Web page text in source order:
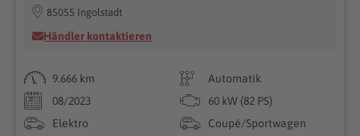
85055 Ingolstadt
Händler kontaktieren
9.666 km
Automatik
08/2023
60 kW (82 PS)
Elektro
Coupé/Sportwagen